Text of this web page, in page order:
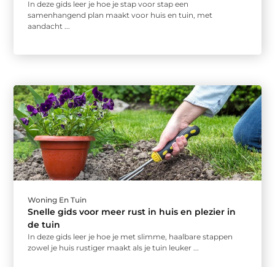
In deze gids leer je hoe je stap voor stap een
samenhangend plan maakt voor huis en tuin, met
aandacht ...
Woning En Tuin
Snelle gids voor meer rust in huis en plezier in
de tuin
In deze gids leer je hoe je met slimme, haalbare stappen
zowel je huis rustiger maakt als je tuin leuker ...